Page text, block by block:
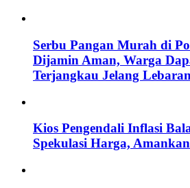
Serbu Pangan Murah di
Dijamin Aman, Warga
Terjangkau Jelang Lebaran
Kios Pengendali Inflasi
Spekulasi Harga,